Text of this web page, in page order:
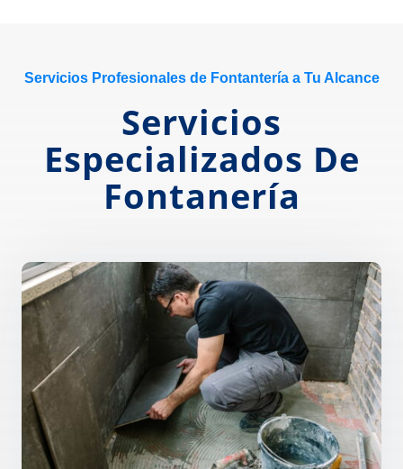
Servicios Profesionales de Fontantería a Tu Alcance
Servicios
Especializados De
Fontanería